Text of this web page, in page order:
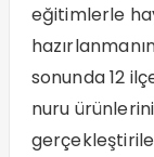
eğitimlerle
sonunda 12
nuru